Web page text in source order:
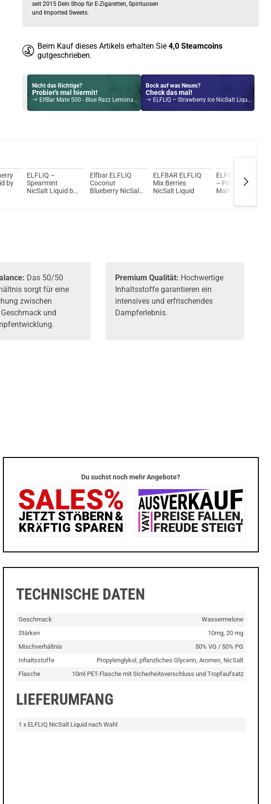
seit 2015 Dein Shop für E-Zigaretten, Spirituosen
und Imported Sweets.
Beim Kauf dieses Artikels erhalten Sie 4,0 Steamcoins
gutgeschrieben.
Nicht das Richtige?
Probier's mal hiermit!
ElfBar Mate 500 - Blue Razz Lemonade - Liquid NicSalt 20mg Prefilled Pod - 2er Pack
Bock auf was Neues?
Check das mal!
ELFLIQ – Strawberry Ice NicSalt Liquid by ElfBar 10ml / 10mg
by
ELFLIQ –
Spearmint
NicSalt Liquid by
Elfbar ELFLIQ
Coconut
Blueberry NicSalt
ELFBAR ELFLIQ
Mix Berries
NicSalt Liquid
ELFBAR ELFLIQ
– Pineapple
Mango Orange
Das 50/50
sorgt für eine
zwischen
und
Premium Qualität: Hochwertige
Inhaltsstoffe garantieren ein
intensives und erfrischendes
Dampferlebnis.
Du suchst noch mehr Angebote?
TECHNISCHE DATEN
Geschmack
Wassermelone
Stärken
10mg, 20 mg
Mischverhältnis
50% VG / 50% PG
Inhaltsstoffe
Propylenglykol, pflanzliches Glycerin, Aromen, NicSalt
Flasche
10ml PET-Flasche mit Sicherheitsverschluss und Tropfaufsatz
LIEFERUMFANG
1 x ELFLIQ NicSalt Liquid nach Wahl